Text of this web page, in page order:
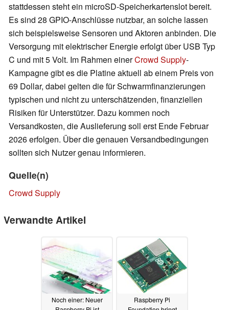
stattdessen steht ein microSD-Speicherkartenslot bereit.
Es sind 28 GPIO-Anschlüsse nutzbar, an solche lassen
sich beispielsweise Sensoren und Aktoren anbinden. Die
Versorgung mit elektrischer Energie erfolgt über USB Typ
C und mit 5 Volt. Im Rahmen einerCrowd Supply-
Kampagne gibt es die Platine aktuell ab einem Preis von
69 Dollar, dabei gelten die für Schwarmfinanzierungen
typischen und nicht zu unterschätzenden, finanziellen
Risiken für Unterstützer. Dazu kommen noch
Versandkosten, die Auslieferung soll erst Ende Februar
2026 erfolgen. Über die genauen Versandbedingungen
sollten sich Nutzer genau informieren.
Quelle(n)
Crowd Supply
Verwandte Artikel
Noch einer: Neuer
Raspberry Pi